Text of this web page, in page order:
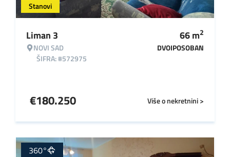
Stanovi
Liman 3
NOVI SAD
ŠIFRA: #572975
66m2
DVOIPOSOBAN
Više o nekretnini >
€180.250
360°